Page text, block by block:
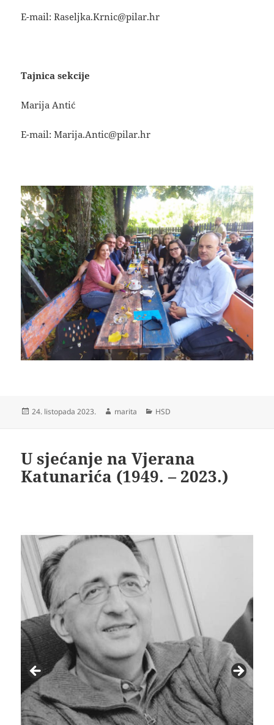
E-mail: Raseljka.Krnic@pilar.hr
Tajnica sekcije
Marija Antić
E-mail: Marija.Antic@pilar.hr
Objavljeno
24. listopada 2023. Autor
marita Kategorije
HSD
U sjećanje na Vjerana
Katunarića (1949. – 2023.)